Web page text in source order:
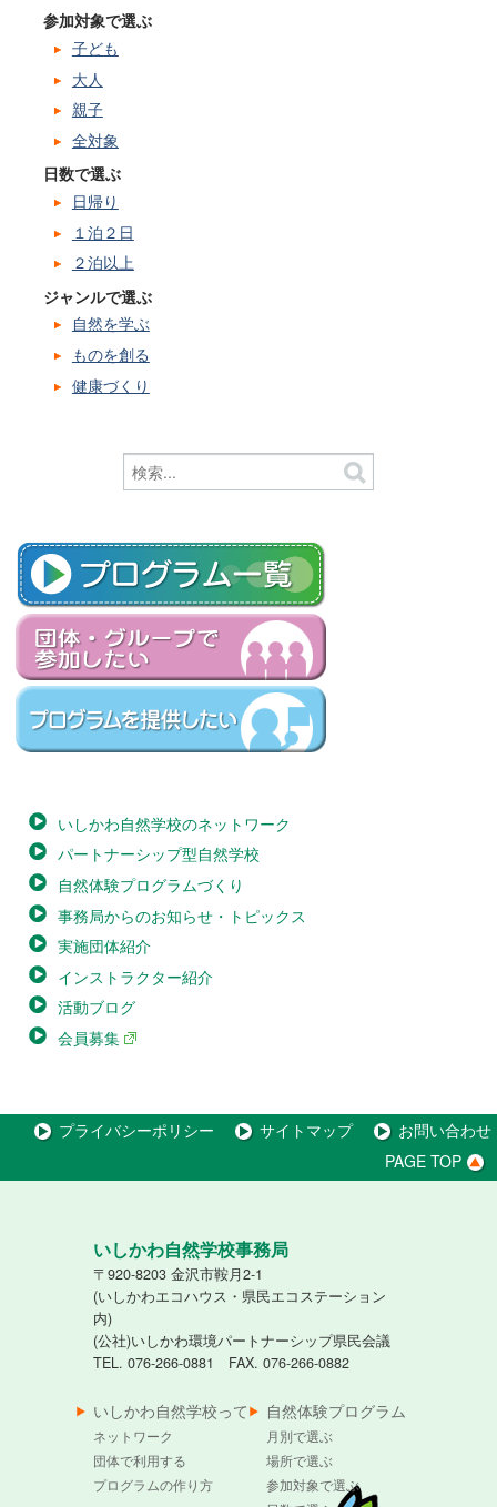
参加対象で選ぶ
子ども
大人
親子
全対象
日数で選ぶ
日帰り
１泊２日
２泊以上
ジャンルで選ぶ
自然を学ぶ
ものを創る
健康づくり
いしかわ自然学校のネットワーク
パートナーシップ型自然学校
自然体験プログラムづくり
事務局からのお知らせ・トピックス
実施団体紹介
インストラクター紹介
活動ブログ
会員募集
プライバシーポリシー サイトマップ
お問い合わせ
PAGE TOP
いしかわ自然学校事務局
〒920-8203 金沢市鞍月2-1
(いしかわエコハウス・県民エコステーション
内)
(公社)いしかわ環境パートナーシップ県民会議
TEL. 076-266-0881 FAX. 076-266-0882
いしかわ自然学校って
ネットワーク
団体で利用する
プログラムの作り方
自然体験プログラム
月別で選ぶ
場所で選ぶ
参加対象で選ぶ